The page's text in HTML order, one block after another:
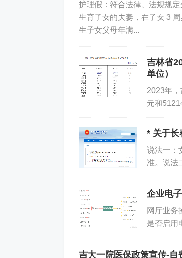
护理假：符合法律、法规规
生育子女的夫妻，在子女 3
生子女父母年满...
吉林省
单位）
2023年
元和
* 关于
说法一：
准。说法
企业电
网厅业务
是否启用
吉大一院医保政策宣传-自